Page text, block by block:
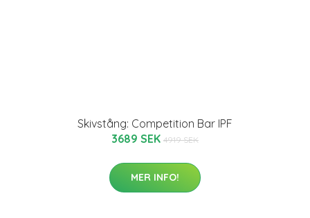
Skivstång: Competition Bar IPF
3689 SEK 4919 SEK
MER INFO!